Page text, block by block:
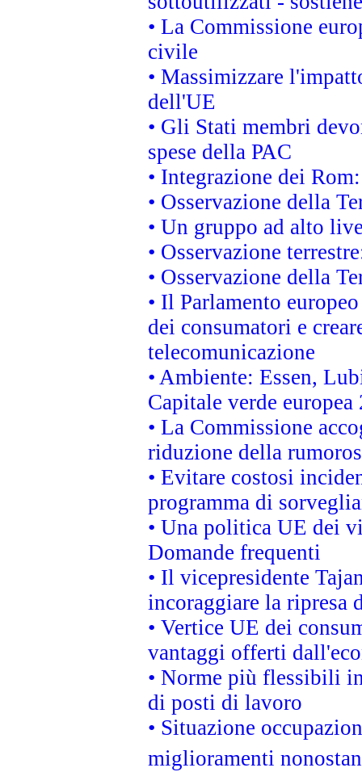
• La Commissione
civile
• Massimizzare
dell'UE
• Gli Stati membri
spese della PAC
• Integrazione dei
• Osservazione della
• Un gruppo ad alto
• Osservazione
• Osservazione della
• Il Parlamento
dei consumatori e
telecomunicazione
• Ambiente: Essen,
Capitale verde europea
• La Commissione
riduzione della
• Evitare costosi
programma di
• Una politica UE dei
Domande frequenti
• Il vicepresidente
incoraggiare la ripresa
• Vertice UE dei
vantaggi offerti
• Norme più flessibili
di posti di lavoro
• Situazione
miglioramenti